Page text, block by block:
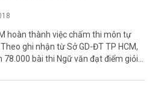
hoàn thành việc chấm thi môn tự
ghi nhận từ Sở GD-ĐT TP HCM,
bài thi Ngữ văn đạt điểm giỏi...